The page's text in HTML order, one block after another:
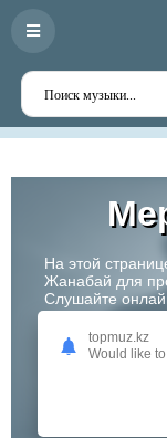
На этой
Жанабай для
Слушайте
композиции в
творчество
Казахстана!
topmuz.kz
Would like